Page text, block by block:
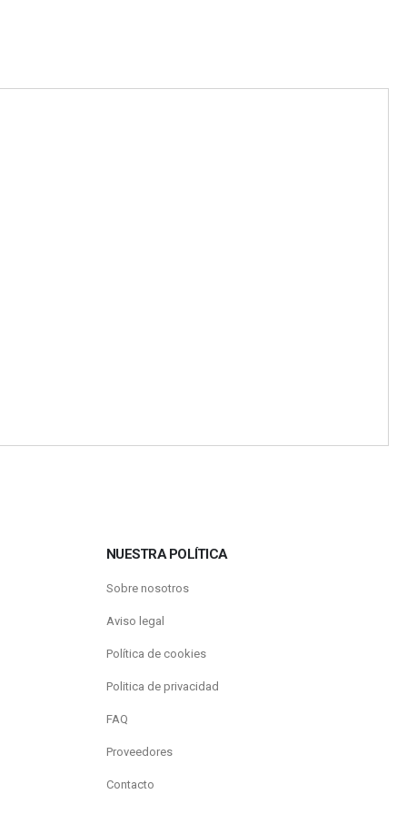
NUESTRA POLÍTICA
Sobre nosotros
Aviso legal
Política de cookies
Politica de privacidad
FAQ
Proveedores
Contacto